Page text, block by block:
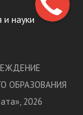
науки
ОБРАЗОВАНИЯ
», 2026